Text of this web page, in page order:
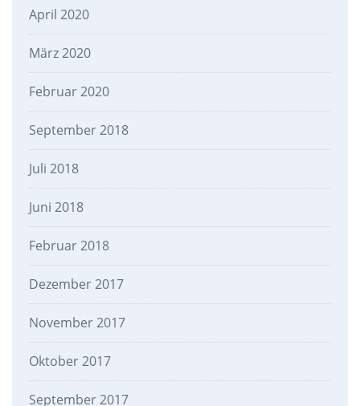
April 2020
März 2020
Februar 2020
September 2018
Juli 2018
Juni 2018
Februar 2018
Dezember 2017
November 2017
Oktober 2017
September 2017